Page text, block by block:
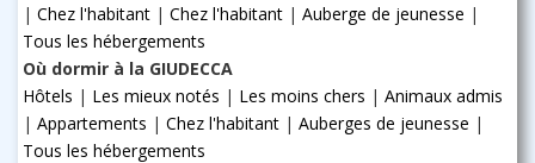
| Chez l'habitant | Chez l'habitant | Auberge de jeunesse |
Tous les hébergements
Où dormir à la GIUDECCA
Hôtels | Les mieux notés | Les moins chers | Animaux admis
| Appartements | Chez l'habitant | Auberges de jeunesse |
Tous les hébergements